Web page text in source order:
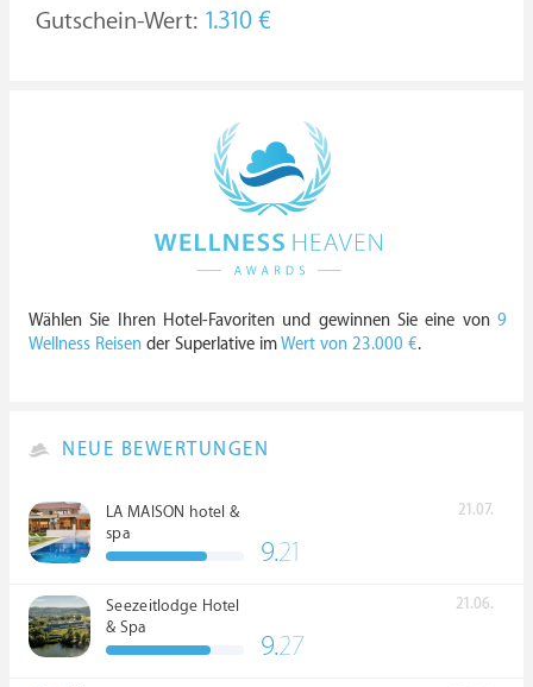
Gutschein-Wert: 1.310 €
Wählen Sie Ihren Hotel-Favoriten und gewinnen Sie eine von 9
Wellness Reisen der Superlative imWert von 23.000 €.
NEUE BEWERTUNGEN
LA MAISON hotel &
spa
21.07.
9.21
Seezeitlodge Hotel
& Spa
21.06.
9.27